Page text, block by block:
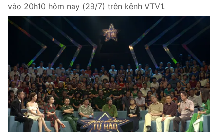
vào 20h10 hôm nay (29/7) trên kênh VTV1.